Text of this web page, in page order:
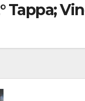
Tappa;